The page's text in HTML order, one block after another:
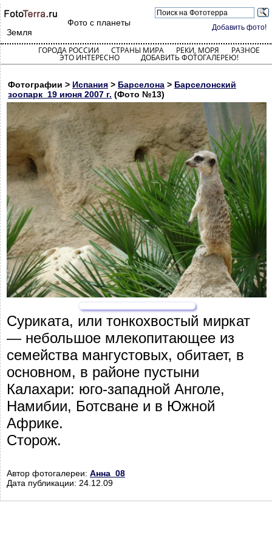
Добавить фото!
Фото с планеты
Земля
ГОРОДА РОССИИ СТРАНЫ МИРА РЕКИ, МОРЯ РАЗНОЕ
ЭТО ИНТЕРЕСНО ДОБАВИТЬ ФОТОГАЛЕРЕЮ!
Фотографии > Испания > Барселона > Барселонский
зоопарк_19 июня 2007 г. (Фото №13)
Суриката, или тонкохвостый миркат
— небольшое млекопитающее из
семейства мангустовых, обитает, в
основном, в районе пустыни
Калахари: юго-западной Анголе,
Намибии, Ботсване и в Южной
Африке.
Сторож.
Автор фотогалереи: Анна_08
Дата публикации: 24.12.09